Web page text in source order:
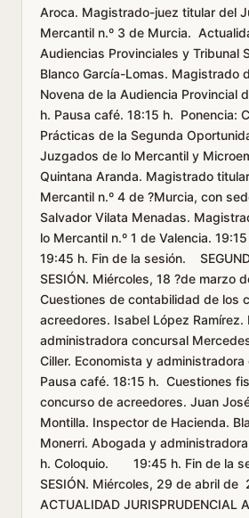
Aroca. Magistrado-juez titular del
Mercantil n.º 3 de Murcia.
Audiencias Provinciales y Tribunal
Blanco García-Lomas. Magistrado
Novena de la Audiencia Provincial
h. Pausa café. 18:15 h. Ponencia:
Prácticas de la Segunda
Juzgados de lo Mercantil y
Quintana Aranda. Magistrado
Mercantil n.º 4 de ?Murcia, con
Salvador Vilata Menadas.
lo Mercantil n.º 1 de Valencia.
19:45 h. Fin de la sesión.
SESIÓN. Miércoles, 18 ?de marzo
Cuestiones de contabilidad de los
acreedores. Isabel López Ramírez.
administradora concursal
Ciller. Economista y
Pausa café. 18:15 h. Cuestiones
concurso de acreedores. Juan
Montilla. Inspector de Hacienda.
Monerri. Abogada y
h. Coloquio. 19:45 h. Fin de la
SESIÓN. Miércoles, 29 de abril de
ACTUALIDAD JURISPRUDENCIAL